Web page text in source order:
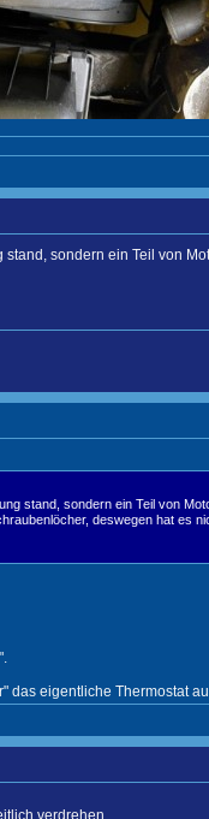
sondern ein Teil von
stand, sondern ein Teil von
deswegen hat es
das eigentliche Thermostat
verdrehen.